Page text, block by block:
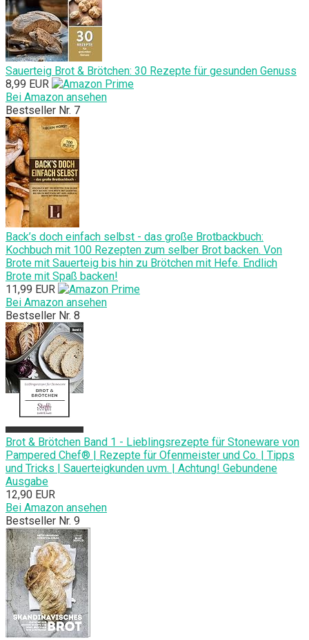
Sauerteig Brot & Brötchen: 30 Rezepte für gesunden Genuss
8,99 EUR
Bei Amazon ansehen
Bestseller Nr. 7
Back’s doch einfach selbst - das große Brotbackbuch:
Kochbuch mit 100 Rezepten zum selber Brot backen. Von
Brote mit Sauerteig bis hin zu Brötchen mit Hefe. Endlich
Brote mit Spaß backen!
11,99 EUR
Bei Amazon ansehen
Bestseller Nr. 8
Brot & Brötchen Band 1 - Lieblingsrezepte für Stoneware von
Pampered Chef® | Rezepte für Ofenmeister und Co. | Tipps
und Tricks | Sauerteigkunden uvm. | Achtung! Gebundene
Ausgabe
12,90 EUR
Bei Amazon ansehen
Bestseller Nr. 9